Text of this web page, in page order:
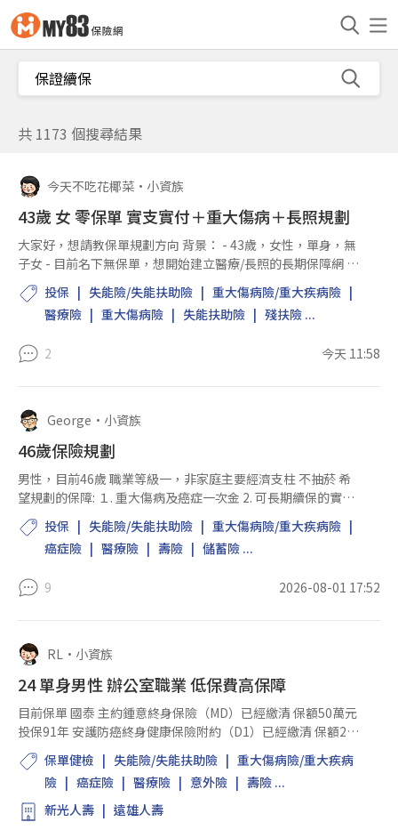
共 1173 個搜尋結果
今天不吃花椰菜 • 小資族
43歲 女 零保單 實支實付＋重大傷病＋長照規劃
大家好，想請教保單規劃方向 背景： - 43歲，女性，單身，無
子女 - 目前名下無保單，想開始建立醫療/長照的長期保障網 -
沒有家人需要留身故給付，主要目的是「不讓一次重大醫療或
長照支出打亂自己的退休規劃」，不...
投保 失能險/失能扶助險
重大傷病險/重大疾病險
醫療險
重大傷病險 失能扶助險 殘扶險 ...
2 今天 11:58
George • 小資族
46歲保險規劃
男性，目前46歲 職業等級一，非家庭主要經濟支柱 不抽菸 希
望規劃的保障: １. 重大傷病及癌症一次金 2. 可長期續保的實支
實付醫療險，以保證續保商品優先 3. 定期長照險 保費約10萬元
不考慮高額終身壽險、儲蓄險、...
投保 失能險/失能扶助險
重大傷病險/重大疾病險
癌症險
醫療險 壽險 儲蓄險 ...
9 2026-08-01 17:52
RL • 小資族
24 單身男性 辦公室職業 低保費高保障
目前保單 國泰 主約鍾意終身保險（MD）已經繳清 保額50萬元
投保91年 安護防癌終身健康保險附約（D1）已經繳清 保額2單
位 投保91年 新溫心住院日額健康保險附約（B5）一年一約 保
額1000 投保91年 主約安康住院醫療...
保單健檢 失能險/失能扶助險
重大傷病險/重大疾病
險
癌症險 醫療險 意外險
壽險 ...
新光人壽
遠雄人壽